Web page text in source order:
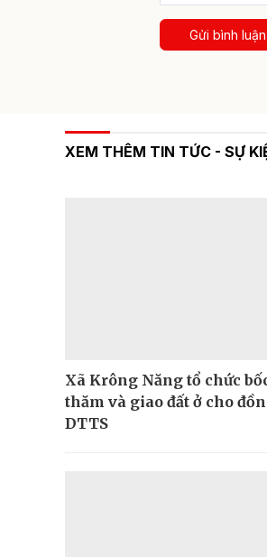
Gửi bình luận
XEM THÊM TIN TỨC - SỰ
Xã Krông Năng tổ chức
thăm và giao đất ở cho
DTTS